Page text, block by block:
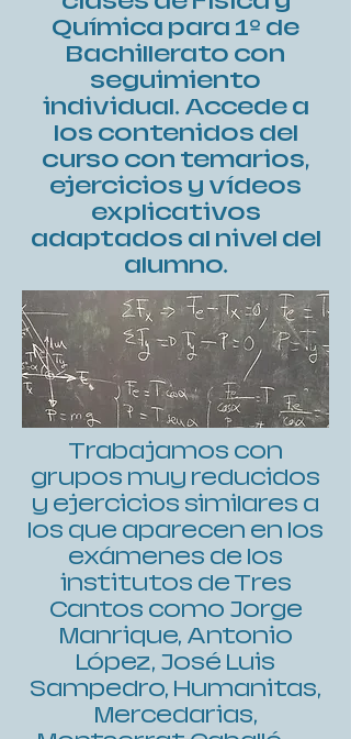
Química para 1º de
Bachillerato con
seguimiento
individual. Accede a
los contenidos del
curso con temarios,
ejercicios y vídeos
explicativos
adaptados al nivel del
alumno.
Trabajamos con
grupos muy reducidos
y ejercicios similares a
los que aparecen en los
exámenes de los
institutos de Tres
Cantos como Jorge
Manrique, Antonio
López, José Luis
Sampedro, Humanitas,
Mercedarias,